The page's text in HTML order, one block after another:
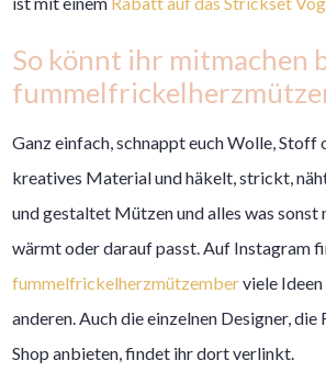
So könnt ihr mitmachen
Ganz einfach, schnappt euch Wolle, Stoff
kreatives Material und häkelt, strickt,
und gestaltet Mützen und alles was sonst
wärmt oder darauf passt. Auf Instagram
fummelfrickelherzmützemberviele
anderen. Auch die einzelnen Designer,
Shop anbieten, findet ihr dort verlinkt.